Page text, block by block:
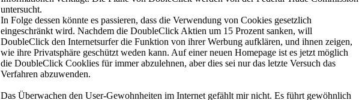
untersucht.
In Folge dessen könnte es passieren, dass die Verwendung von Cookies gesetzlich
eingeschränkt wird. Nachdem die DoubleClick Aktien um 15 Prozent sanken, will
DoubleClick den Internetsurfer die Funktion von ihrer Werbung aufklären, und ihnen zeigen,
wie ihre Privatsphäre geschützt weden kann. Auf einer neuen Homepage ist es jetzt möglich
die DoubleClick Cooklies für immer abzulehnen, aber dies sei nur das letzte Versuch das
Verfahren abzuwenden.
Das Überwachen den User-Gewohnheiten im Internet gefählt mir nicht. Es führt gewöhnlich